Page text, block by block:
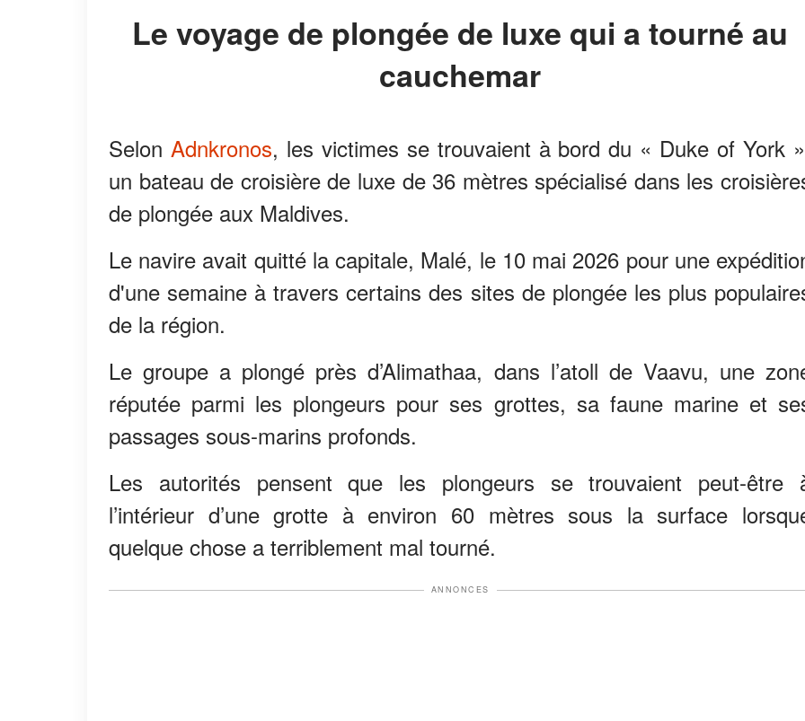
Le voyage de plongée de luxe qui a tourné au
cauchemar
Selon Adnkronos, les victimes se trouvaient à bord du « Duke of York
un bateau de croisière de luxe de 36 mètres spécialisé dans les
de plongée aux Maldives.
Le navire avait quitté la capitale, Malé, le 10 mai 2026 pour une
d'une semaine à travers certains des sites de plongée les plus
de la région.
Le groupe a plongé près d’Alimathaa, dans l’atoll de Vaavu, une
réputée parmi les plongeurs pour ses grottes, sa faune marine et
passages sous-marins profonds.
Les autorités pensent que les plongeurs se trouvaient peut-être
l’intérieur d’une grotte à environ 60 mètres sous la surface
quelque chose a terriblement mal tourné.
ANNONCES